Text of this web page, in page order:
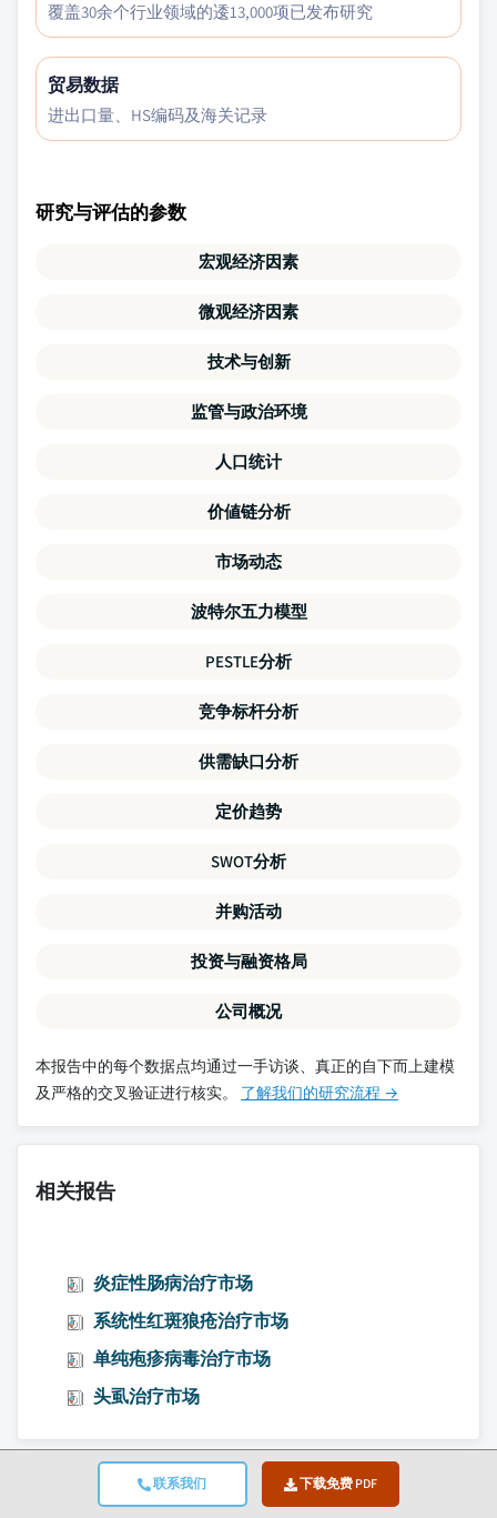
联系我们 下载免费 PDF
覆盖30余个行业领域的逶13,000项已发布研究
贸易数据
进出口量、HS编码及海关记录
研究与评估的参数
宏观经济因素
微观经济因素
技术与创新
监管与政治环境
人口统计
价値链分析
市场动态
波特尔五力模型
PESTLE分析
竞争标杆分析
供需缺口分析
定价趋势
SWOT分析
并购活动
投资与融资格局
公司概况
本报告中的每个数据点均通过一手访谈、真正的自下而上建模
及严格的交叉验证进行核实。 了解我们的研究流程 →
相关报告
炎症性肠病治疗市场
系统性红斑狼疮治疗市场
单纯疱疹病毒治疗市场
头虱治疗市场